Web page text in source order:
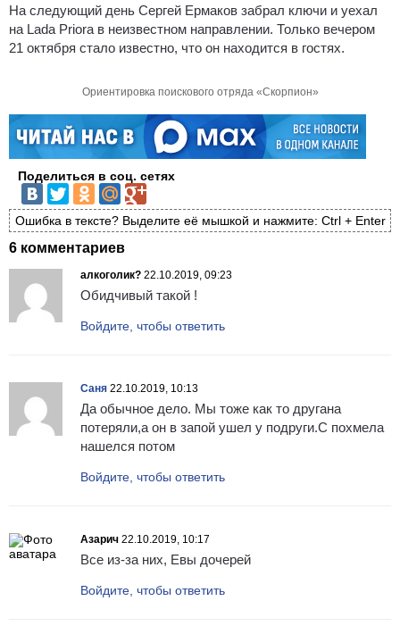
На следующий день Сергей Ермаков забрал ключи и уехал
на Lada Priora в неизвестном направлении. Только вечером
21 октября стало известно, что он находится в гостях.
Ориентировка поискового отряда «Скорпион»
Поделиться в соц. сетях
Ошибка в тексте? Выделите её мышкой и нажмите: Ctrl + Enter
6 комментариев
алкоголик? 22.10.2019, 09:23
Обидчивый такой !
Войдите, чтобы ответить
Саня 22.10.2019, 10:13
Да обычное дело. Мы тоже как то другана
потеряли,а он в запой ушел у подруги.С похмела
нашелся потом
Войдите, чтобы ответить
Азарич 22.10.2019, 10:17
Все из-за них, Евы дочерей
Войдите, чтобы ответить